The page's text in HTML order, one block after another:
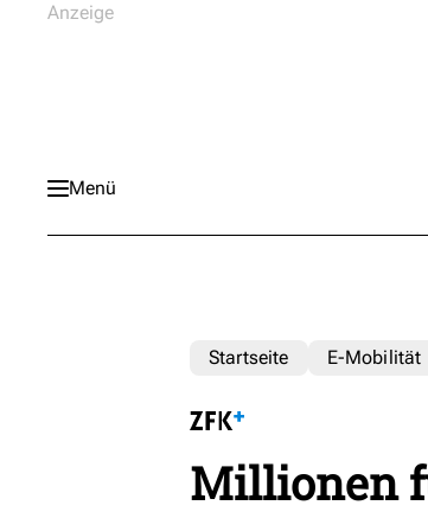
Menü
Startseite E-Mobilität
Millionen